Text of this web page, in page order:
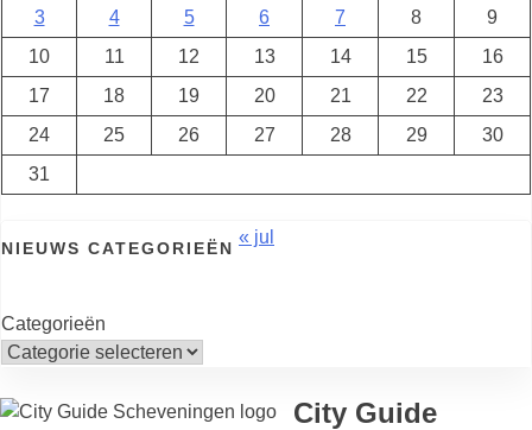
3
4 5 6 7 8
9
10
11 12 13 14 15
16
17
18 19 20 21 22
23
24
25 26 27 28 29
30
31
« jul
NIEUWS CATEGORIEËN
Categorieën
City Guide